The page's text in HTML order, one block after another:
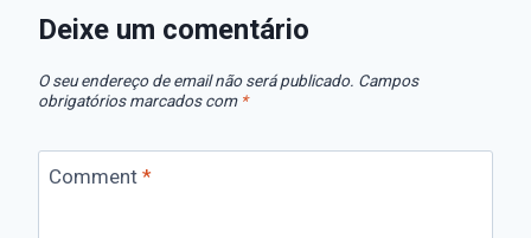
Deixe um comentário
O seu endereço de email não será publicado. Campos
obrigatórios marcados com *
Comment *